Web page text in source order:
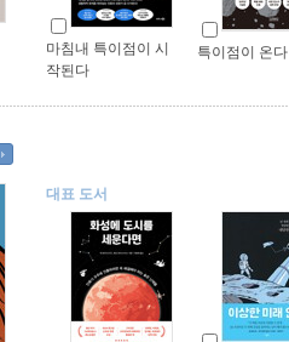
마침내 특이점이 시
작된다
특이점이 온다
대표 도서